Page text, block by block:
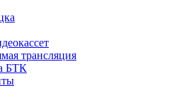
трансляция
БТК